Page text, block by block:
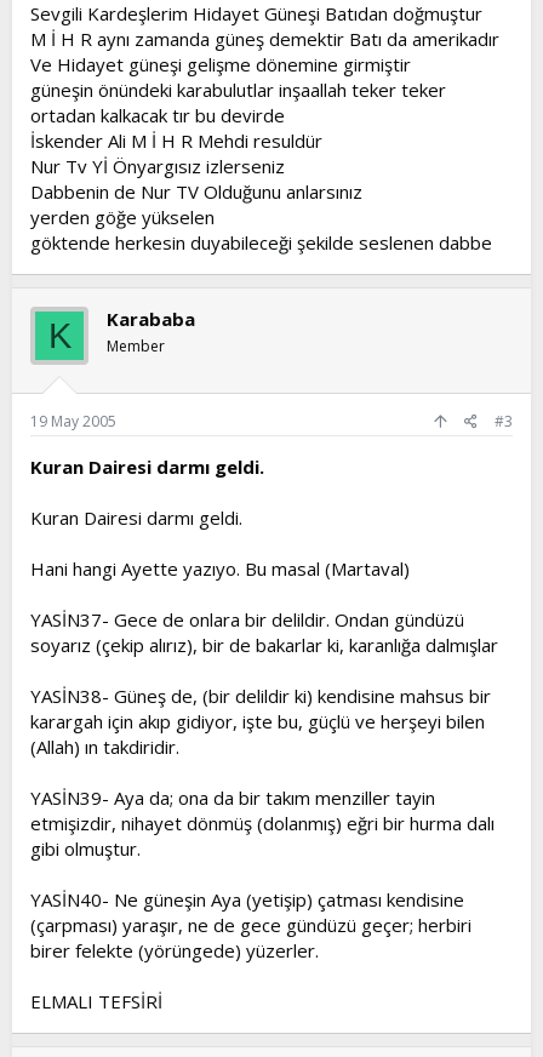
Sevgili Kardeşlerim Hidayet Güneşi Batıdan doğmuştur
M İ H R aynı zamanda güneş demektir Batı da amerikadır
Ve Hidayet güneşi gelişme dönemine girmiştir
güneşin önündeki karabulutlar inşaallah teker teker
ortadan kalkacak tır bu devirde
İskender Ali M İ H R Mehdi resuldür
Nur Tv Yİ Önyargısız izlerseniz
Dabbenin de Nur TV Olduğunu anlarsınız
yerden göğe yükselen
göktende herkesin duyabileceği şekilde seslenen dabbe
K Karababa
Member
19 May 2005 #3
Kuran Dairesi darmı geldi.
Kuran Dairesi darmı geldi.
Hani hangi Ayette yazıyo. Bu masal (Martaval)
YASİN37- Gece de onlara bir delildir. Ondan gündüzü
soyarız (çekip alırız), bir de bakarlar ki, karanlığa dalmışlar
YASİN38- Güneş de, (bir delildir ki) kendisine mahsus bir
karargah için akıp gidiyor, işte bu, güçlü ve herşeyi bilen
(Allah) ın takdiridir.
YASİN39- Aya da; ona da bir takım menziller tayin
etmişizdir, nihayet dönmüş (dolanmış) eğri bir hurma dalı
gibi olmuştur.
YASİN40- Ne güneşin Aya (yetişip) çatması kendisine
(çarpması) yaraşır, ne de gece gündüzü geçer; herbiri
birer felekte (yörüngede) yüzerler.
ELMALI TEFSİRİ